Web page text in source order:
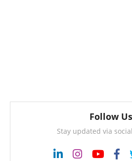
Follow Us
Stay updated via